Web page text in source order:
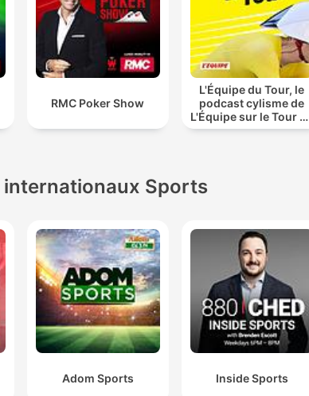
RMC Poker Show
L'Équipe du Tour, le
podcast cylisme de
L'Équipe sur le Tour de
France
internationaux Sports
Adom Sports Inside Sports